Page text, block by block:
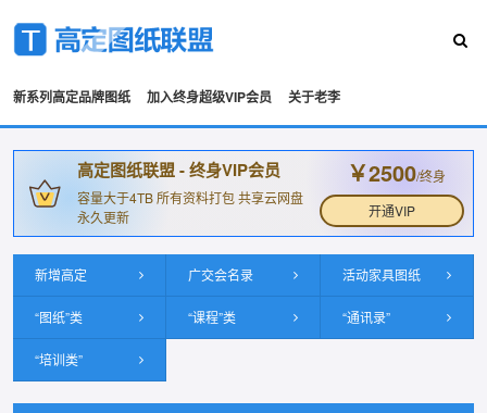
新系列高定品牌图纸 加入终身超级VIP会员 关于老李
高定图纸联盟 - 终身VIP会员
容量大于4TB 所有资料打包 共享云网盘
永久更新
￥2500/终身
开通VIP
新增高定 广交会名录 活动家具图纸
“图纸”类 “课程”类 “通讯录”
“培训类”